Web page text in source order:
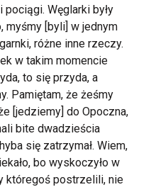
Węglarki były
myśmy [byli] w jednym
różne inne rzeczy.
w takim momencie
to się przyda, a
Pamiętam, że żeśmy
[jedziemy] do Opoczna,
bite dwadzieścia
się zatrzymał. Wiem,
bo wyskoczyło w
któregoś postrzelili, nie